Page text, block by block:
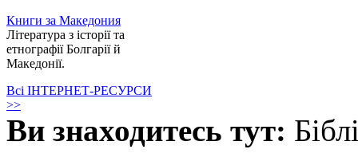
Книги за Македония
Література з історії та
етнографії Болгарії й
Македонії.
Всі ІНТЕРНЕТ-РЕСУРСИ
>>
Ви знаходитесь тут: